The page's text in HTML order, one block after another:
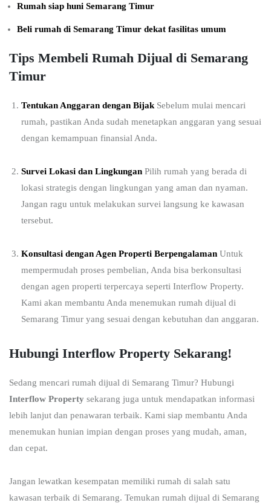
Rumah siap huni Semarang Timur
Beli rumah di Semarang Timur dekat fasilitas umum
Tips Membeli Rumah Dijual di Semarang
Timur
Tentukan Anggaran dengan Bijak Sebelum mulai mencari
rumah, pastikan Anda sudah menetapkan anggaran yang sesuai
dengan kemampuan finansial Anda.
Survei Lokasi dan Lingkungan Pilih rumah yang berada di
lokasi strategis dengan lingkungan yang aman dan nyaman.
Jangan ragu untuk melakukan survei langsung ke kawasan
tersebut.
Konsultasi dengan Agen Properti Berpengalaman Untuk
mempermudah proses pembelian, Anda bisa berkonsultasi
dengan agen properti terpercaya seperti Interflow Property.
Kami akan membantu Anda menemukan rumah dijual di
Semarang Timur yang sesuai dengan kebutuhan dan anggaran.
Hubungi Interflow Property Sekarang!
Sedang mencari rumah dijual di Semarang Timur? Hubungi
Interflow Property sekarang juga untuk mendapatkan informasi
lebih lanjut dan penawaran terbaik. Kami siap membantu Anda
menemukan hunian impian dengan proses yang mudah, aman,
dan cepat.
Jangan lewatkan kesempatan memiliki rumah di salah satu
kawasan terbaik di Semarang. Temukan rumah dijual di Semarang